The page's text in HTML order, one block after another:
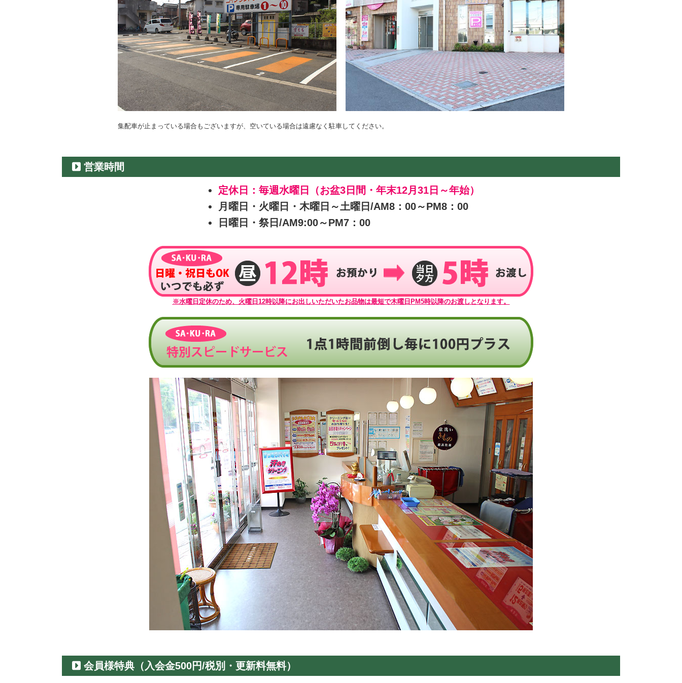
集配車が止まっている場合もございますが、空いている場合は遠慮なく駐車してください。
営業時間
定休日：毎週水曜日
（お盆3日間・年末12月31日～年始）
月曜日・火曜日・木曜日～土曜日/AM8：00～PM8：00
日曜日・祭日/AM9:00～PM7：00
※水曜日定休のため、火曜日12時以降にお出しいただいたお品物は最短で木曜日PM5時以降のお渡しとなります。
会員様特典（入会金500円/税別・更新料無料）